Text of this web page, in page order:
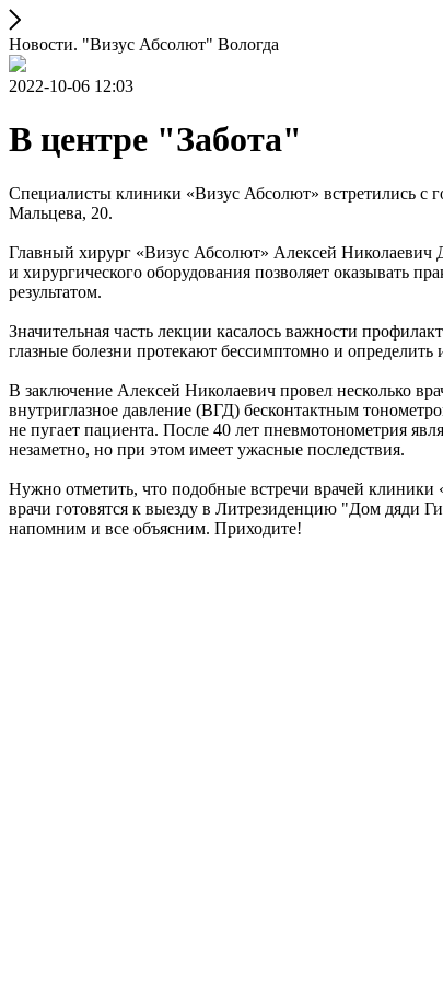
Новости. "Визус Абсолют" Вологда
2022-10-06 12:03
В центре "Забота"
Специалисты клиники «Визус Абсолют» встретились с
Мальцева, 20.
Главный хирург «Визус Абсолют» Алексей Николаевич
и хирургического оборудования позволяет оказывать
результатом.
Значительная часть лекции касалось важности
глазные болезни протекают бессимптомно и
В заключение Алексей Николаевич провел несколько
внутриглазное давление (ВГД) бесконтактным
не пугает пациента. После 40 лет пневмотонометрия
незаметно, но при этом имеет ужасные последствия.
Нужно отметить, что подобные встречи врачей
врачи готовятся к выезду в Литрезиденцию "Дом дяди
напомним и все объясним. Приходите!